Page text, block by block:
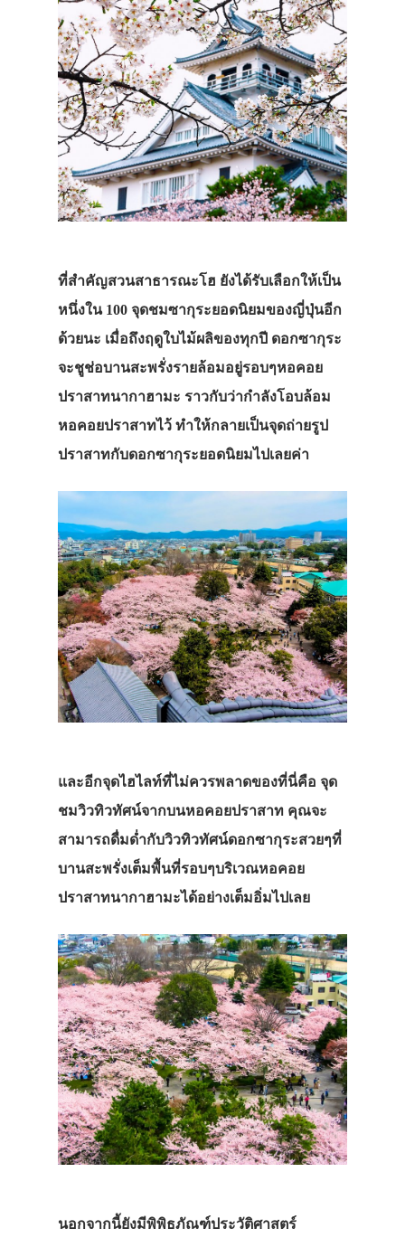
ที่สำคัญสวนสาธารณะโฮ ยังได้รับเลือกให้เป็น
หนึ่งใน100 จุดชมซากุระยอดนิยมของญี่ปุ่นอีก
ด้วยนะ เมื่อถึงฤดูใบไม้ผลิของทุกปี ดอกซากุระ
จะชูช่อบานสะพรั่งรายล้อมอยู่รอบๆหอคอย
ปราสาทนากาฮามะ ราวกับว่ากำลังโอบล้อม
หอคอยปราสาทไว้ ทำให้กลายเป็นจุดถ่ายรูป
ปราสาทกับดอกซากุระยอดนิยมไปเลยค่า
และอีกจุดไฮไลท์ที่ไม่ควรพลาดของที่นี่คือ จุด
ชมวิวทิวทัศน์จากบนหอคอยปราสาท คุณจะ
สามารถดื่มด่ำกับวิวทิวทัศน์ดอกซากุระสวยๆที่
บานสะพรั่งเต็มพื้นที่รอบๆบริเวณหอคอย
ปราสาทนากาฮามะได้อย่างเต็มอิ่มไปเลย
นอกจากนี้ยังมีพิพิธภัณฑ์ประวัติศาสตร์